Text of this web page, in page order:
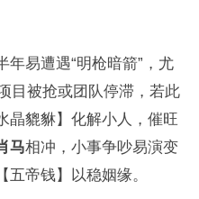
年易遭遇“明枪暗箭”，尤
目被抢或团队停滞，若此
晶貔貅】化解小人，催旺
马相冲，小事争吵易演变
帝钱】以稳姻缘。